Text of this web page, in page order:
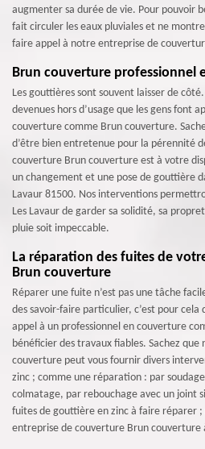
augmenter sa durée de vie. Pour pouvoir
fait circuler les eaux pluviales et ne
faire appel à notre entreprise de
Brun couverture professionnel
Les gouttières sont souvent laisser de
devenues hors d’usage que les gens font
couverture comme Brun couverture.
d’être bien entretenue pour la pérennité
couverture Brun couverture est à votre
un changement et une pose de gouttière
Lavaur 81500. Nos interventions
Les Lavaur de garder sa solidité, sa
pluie soit impeccable.
La réparation des fuites de
Brun couverture
Réparer une fuite n’est pas une tâche
des savoir-faire particulier, c’est pour cela
appel à un professionnel en couverture
bénéficier des travaux fiables. Sachez
couverture peut vous fournir divers
zinc ; comme une réparation : par
colmatage, par rebouchage avec un joint
fuites de gouttière en zinc à faire réparer
entreprise de couverture Brun couverture